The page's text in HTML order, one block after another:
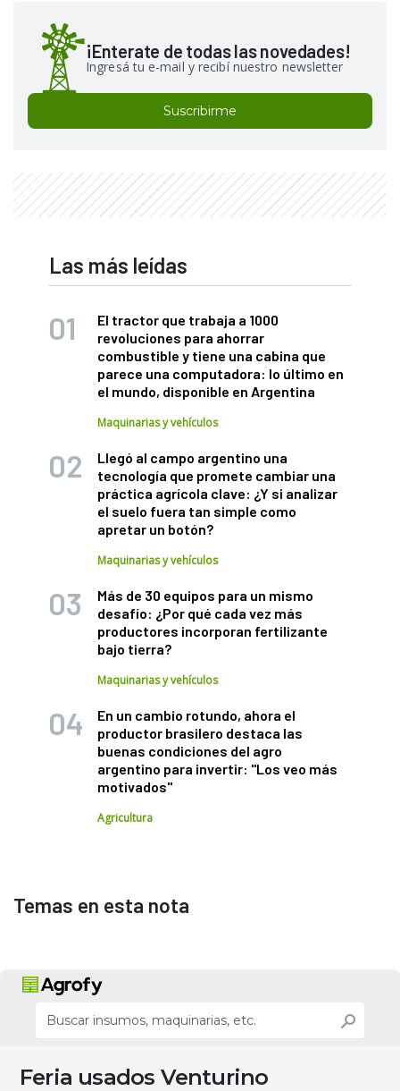
¡Enterate de todas las novedades!
Ingresá tu e-mail y recibí nuestro newsletter
Suscribirme
Las más leídas
El tractor que trabaja a 1000
revoluciones para ahorrar
combustible y tiene una cabina que
parece una computadora: lo último en
el mundo, disponible en Argentina
Maquinarias y vehículos
Llegó al campo argentino una
tecnología que promete cambiar una
práctica agrícola clave: ¿Y si analizar
el suelo fuera tan simple como
apretar un botón?
Maquinarias y vehículos
Más de 30 equipos para un mismo
desafío: ¿Por qué cada vez más
productores incorporan fertilizante
bajo tierra?
Maquinarias y vehículos
En un cambio rotundo, ahora el
productor brasilero destaca las
buenas condiciones del agro
argentino para invertir: "Los veo más
motivados"
Agricultura
Temas en esta nota
Feria usados Venturino